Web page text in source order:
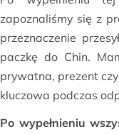
zapoznaliśmy się z
przeznaczenie
paczkę do Chin.
prywatna, prezent
kluczowa podczas
Po wypełnieniu